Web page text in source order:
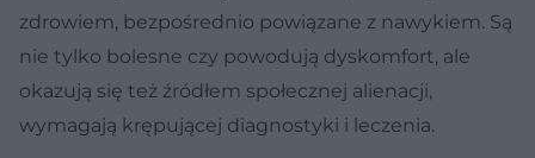
zdrowiem, bezpośrednio powiązane z nawykiem. Są
nie tylko bolesne czy powodują dyskomfort, ale
okazują się też źródłem społecznej alienacji,
wymagają krępującej diagnostyki i leczenia.